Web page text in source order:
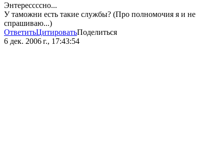
Энтерессссно...
У таможни есть такие службы? (Про полномочия я и не
спрашиваю...)
ОтветитьЦитироватьПоделиться
6 дек. 2006 г., 17:43:54